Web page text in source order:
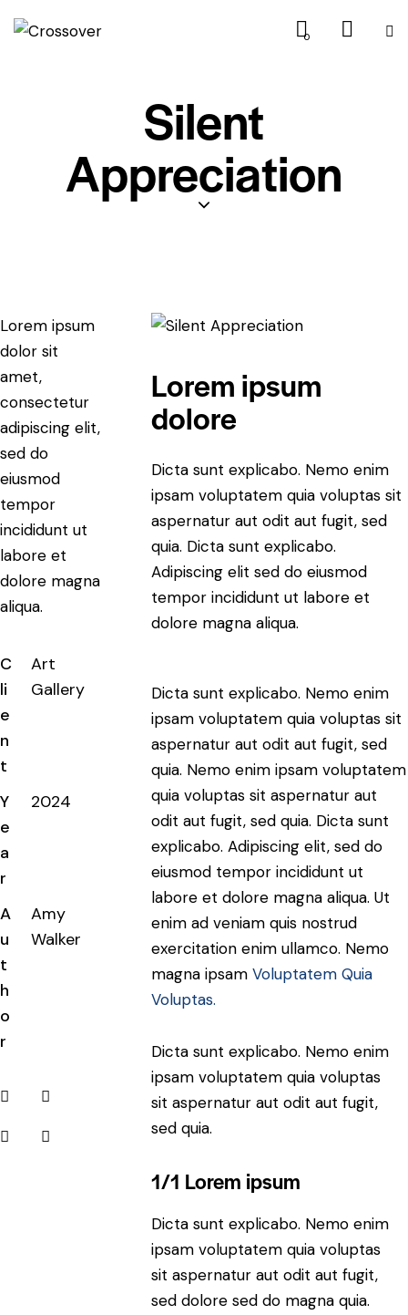
0
Silent
Appreciation
Lorem ipsum
dolor sit
amet,
consectetur
adipiscing elit,
sed do
eiusmod
tempor
incididunt ut
labore et
dolore magna
aliqua.
C
li
e
n
t
Art
Gallery
Y
e
a
r
2024
A
u
t
h
o
r
Amy
Walker
Lorem ipsum
dolore
Dicta sunt explicabo. Nemo enim
ipsam voluptatem quia voluptas sit
aspernatur aut odit aut fugit, sed
quia. Dicta sunt explicabo.
Adipiscing elit sed do eiusmod
tempor incididunt ut labore et
dolore magna aliqua.
Dicta sunt explicabo. Nemo enim
ipsam voluptatem quia voluptas sit
aspernatur aut odit aut fugit, sed
quia. Nemo enim ipsam voluptatem
quia voluptas sit aspernatur aut
odit aut fugit, sed quia. Dicta sunt
explicabo. Adipiscing elit, sed do
eiusmod tempor incididunt ut
labore et dolore magna aliqua. Ut
enim ad veniam quis nostrud
exercitation enim ullamco. Nemo
magna ipsam Voluptatem Quia
Voluptas.
Dicta sunt explicabo. Nemo enim
ipsam voluptatem quia voluptas
sit aspernatur aut odit aut fugit,
sed quia.
1/1 Lorem ipsum
Dicta sunt explicabo. Nemo enim
ipsam voluptatem quia voluptas
sit aspernatur aut odit aut fugit,
sed dolore sed do magna quia.